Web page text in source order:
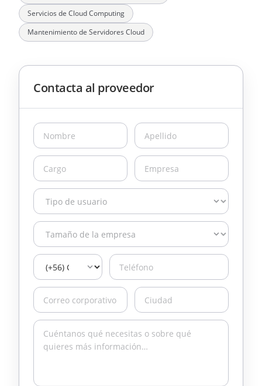
Servicios de Cloud Computing
Mantenimiento de Servidores Cloud
Contacta al proveedor